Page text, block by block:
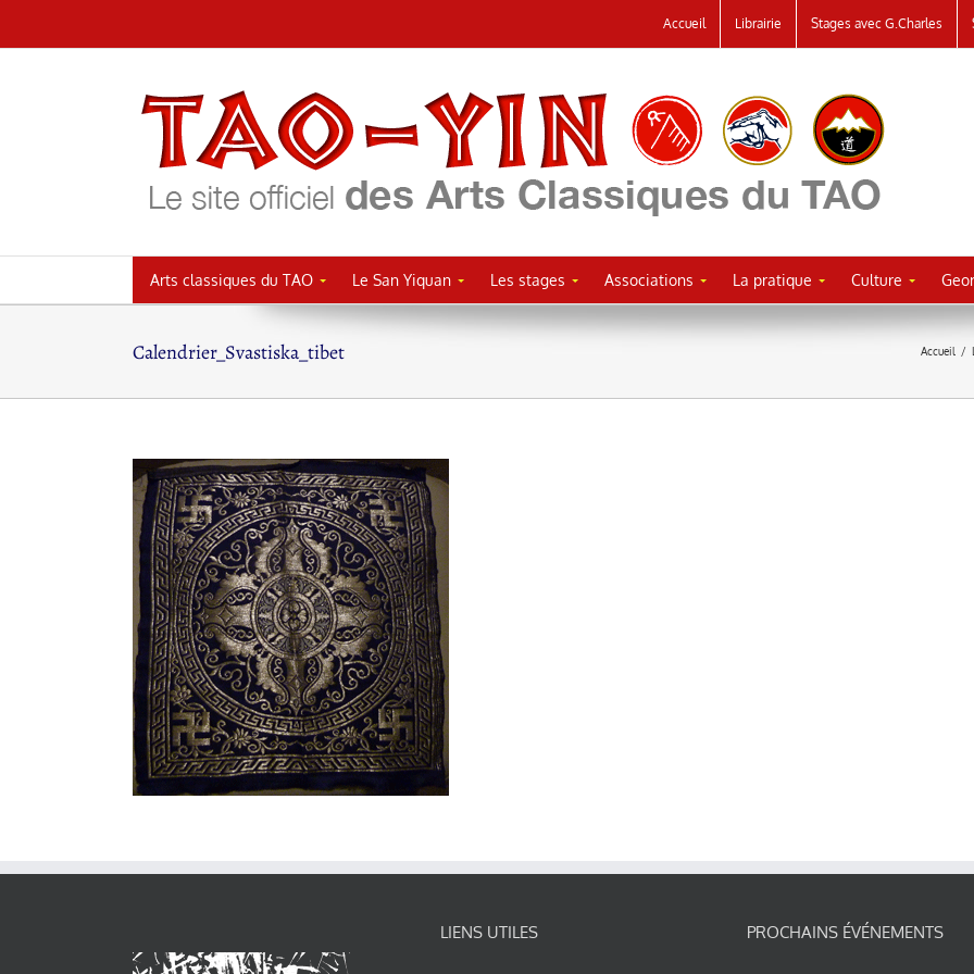
au
Accueil Librairie Stages avec G.Charles
Arts classiques du TAO Le San Yiquan Les stages Associations La pratique Culture
Calendrier_Svastiska_tibet Accueil /
LIENS UTILES PROCHAINS ÉVÉNEMENTS